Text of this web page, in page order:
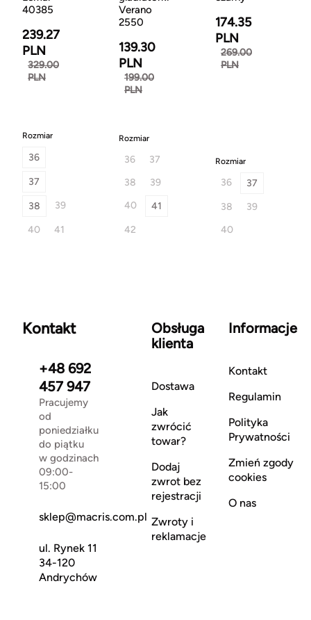
40385
239.27
PLN
329.00
PLN
Rozmiar
36
37
38 39
40 41
Verano
2550
139.30
PLN
199.00
PLN
Rozmiar
36
37
38
39
40
41
42
174.35
PLN
269.00
PLN
Rozmiar
36
37
38
39
40
Kontakt
+48 692
457 947
Pracujemy
od
poniedziałku
do piątku
w godzinach
09:00-
15:00
sklep@macris.com.pl
ul. Rynek 11
34-120
Andrychów
Obsługa
klienta
Dostawa
Jak
zwrócić
towar?
Dodaj
zwrot bez
rejestracji
Zwroty i
reklamacje
Informacje
Kontakt
Regulamin
Polityka
Prywatności
Zmień zgody
cookies
O nas